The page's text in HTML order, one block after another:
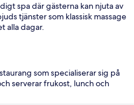
spa där gästerna kan njuta av
tjänster som klassisk massage
alla dagar.
som specialiserar sig på
serverar frukost, lunch och